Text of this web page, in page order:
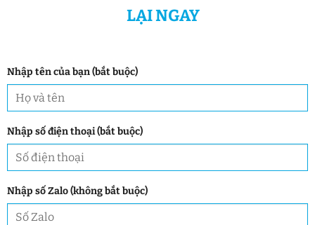
LẠI NGAY
Nhập tên của bạn (bắt buộc)
Nhập số điện thoại (bắt buộc)
Nhập số Zalo (không bắt buộc)